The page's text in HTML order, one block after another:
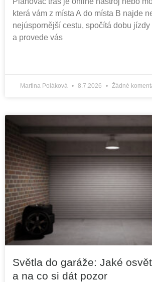
která vám z místa A do místa B najde
nejúspornější cestu, spočítá dobu
a provede vás
Martina Poláková 8.7.2026 Žádné
Světla do garáže: Jaké
a na co si dát pozor